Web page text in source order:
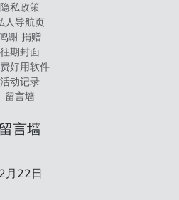
隐私政策
人导航页
谢 捐赠
往期封面
好用软件
活动记录
留言墙
留言墙
月22日